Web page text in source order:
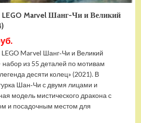
LEGO Marvel Шанг-Чи и Великий
Marvel Шанг‑Чи и Великий
из 55 деталей по мотивам
десяти колец» (2021). В
Шан‑Чи с двумя лицами и
модель мистического дракона с
и посадочным местом для